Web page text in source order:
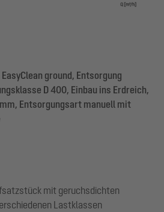
ground, Entsorgung
D 400, Einbau ins Erdreich,
Entsorgungsart manuell mit
mit geruchsdichten
Lastklassen